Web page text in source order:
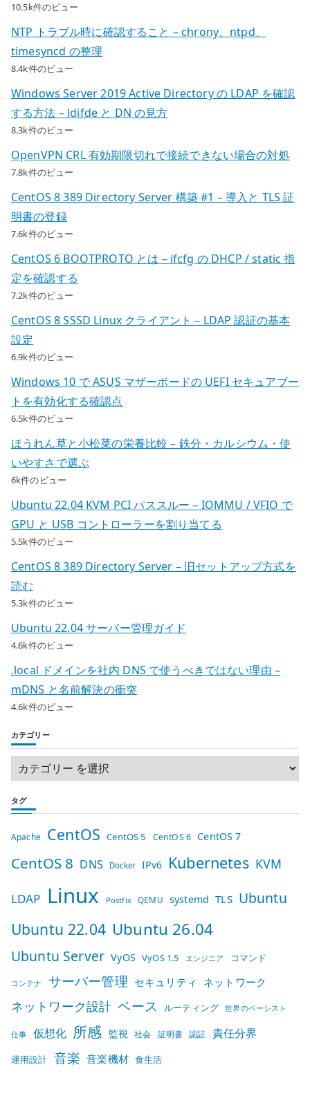
10.5k件のビュー
NTP トラブル時に確認すること – chrony、ntpd、
timesyncd の整理
8.4k件のビュー
Windows Server 2019 Active Directory の LDAP を確認
する方法 – ldifde と DN の見方
8.3k件のビュー
OpenVPN CRL 有効期限切れで接続できない場合の対処
7.8k件のビュー
CentOS 8 389 Directory Server 構築 #1 – 導入と TLS 証
明書の登録
7.6k件のビュー
CentOS 6 BOOTPROTO とは – ifcfg の DHCP / static 指
定を確認する
7.2k件のビュー
CentOS 8 SSSD Linux クライアント – LDAP 認証の基本
設定
6.9k件のビュー
Windows 10 で ASUS マザーボードの UEFI セキュアブー
トを有効化する確認点
6.5k件のビュー
ほうれん草と小松菜の栄養比較 – 鉄分・カルシウム・使
いやすさで選ぶ
6k件のビュー
Ubuntu 22.04 KVM PCI パススルー – IOMMU / VFIO で
GPU と USB コントローラーを割り当てる
5.5k件のビュー
CentOS 8 389 Directory Server – 旧セットアップ方式を
読む
5.3k件のビュー
Ubuntu 22.04 サーバー管理ガイド
4.6k件のビュー
.local ドメインを社内 DNS で使うべきではない理由 –
mDNS と名前解決の衝突
4.6k件のビュー
カテゴリー
タグ
Apache CentOS CentOS 5 CentOS 6 CentOS 7
CentOS 8 DNS Docker IPv6 Kubernetes KVM
LDAP Linux Postfix QEMU systemd TLS Ubuntu
Ubuntu 22.04 Ubuntu 26.04
Ubuntu Server VyOS VyOS 1.5 エンジニア コマンド
コンテナ サーバー管理 セキュリティ ネットワーク
ネットワーク設計 ベース ルーティング 世界のベーシスト
仕事 仮想化 所感 監視 社会 証明書 認証 責任分界
運用設計 音楽 音楽機材 食生活